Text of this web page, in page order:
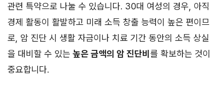
관련 특약으로 나눌 수 있습니다. 30대 여성의 경우, 아직
경제 활동이 활발하고 미래 소득 창출 능력이 높은 편이므
로, 암 진단 시 생활 자금이나 치료 기간 동안의 소득 상실
을 대비할 수 있는높은 금액의 암 진단비를 확보하는 것이
중요합니다.